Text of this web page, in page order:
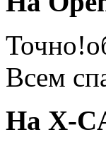
Всем
На X-